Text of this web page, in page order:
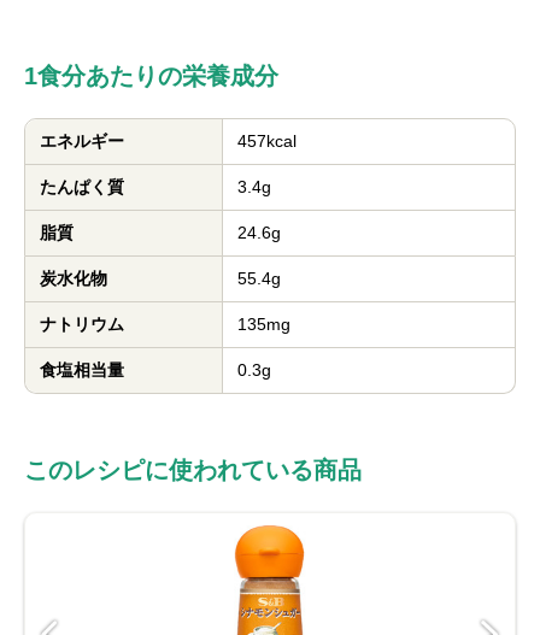
1食分あたりの栄養成分
エネルギー 457kcal
たんぱく質 3.4g
脂質 24.6g
炭水化物 55.4g
ナトリウム 135mg
食塩相当量 0.3g
このレシピに使われている商品